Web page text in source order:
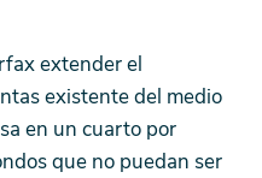
extender el
existente del medio
en un cuarto por
que no puedan ser